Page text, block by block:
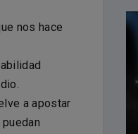
nos hace
a apostar